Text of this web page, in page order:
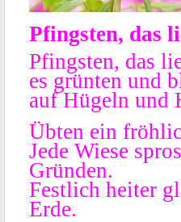
Pfingsten, das
Pfingsten, das
es grünten und
auf Hügeln und
Übten ein
Jede Wiese
Gründen.
Festlich heiter
Erde.